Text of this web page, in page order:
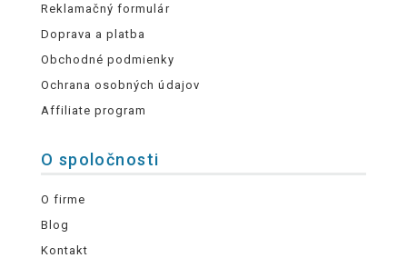
Reklamačný formulár
Doprava a platba
Obchodné podmienky
Ochrana osobných údajov
Affiliate program
O spoločnosti
O firme
Blog
Kontakt